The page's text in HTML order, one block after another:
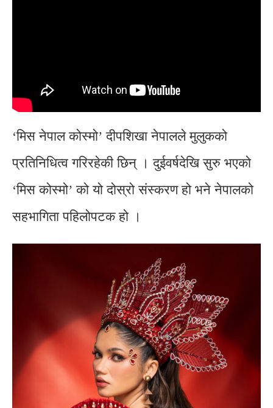
‘मिस नेपाल कोस्मो’ दीपशिखा नेपालले मुलुकको
प्रतिनिधित्व गरिरहेकी छिन् । दुईवर्षदेखि सुरु भएको
‘मिस कोस्मो’ को यो दोस्रो संस्करण हो भने नेपालको
सहभागिता पहिलोपटक हो ।